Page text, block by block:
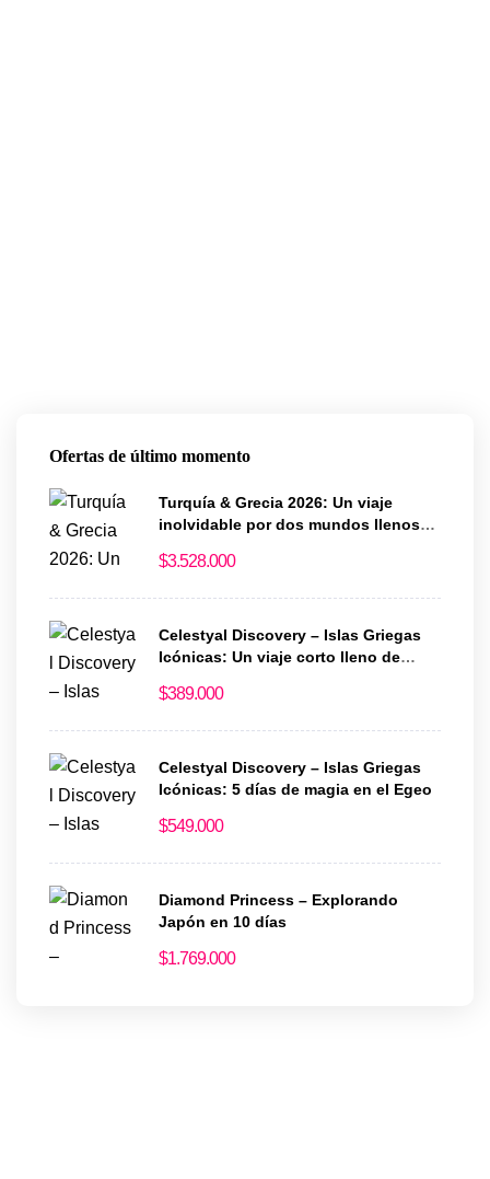
Ofertas de último momento
Turquía & Grecia 2026: Un viaje
inolvidable por dos mundos llenos
$3.528.000
Celestyal Discovery – Islas Griegas
Icónicas: Un viaje corto lleno de
$389.000
Celestyal Discovery – Islas Griegas
Icónicas: 5 días de magia en el Egeo
$549.000
Diamond Princess – Explorando
Japón en 10 días
$1.769.000